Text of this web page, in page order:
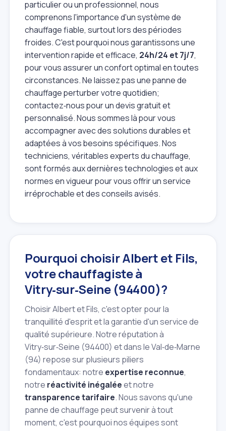
particulier ou un professionnel, nous
comprenons l'importance d'un système de
chauffage fiable, surtout lors des périodes
froides. C'est pourquoi nous garantissons une
intervention rapide et efficace, 24h/24 et 7j/7,
pour vous assurer un confort optimal en toutes
circonstances. Ne laissez pas une panne de
chauffage perturber votre quotidien;
contactez‑nous pour un devis gratuit et
personnalisé. Nous sommes là pour vous
accompagner avec des solutions durables et
adaptées à vos besoins spécifiques. Nos
techniciens, véritables experts du chauffage,
sont formés aux dernières technologies et aux
normes en vigueur pour vous offrir un service
irréprochable et des conseils avisés.
Pourquoi choisir Albert et Fils,
votre chauffagiste à
Vitry‑sur‑Seine (94400)?
Choisir Albert et Fils, c'est opter pour la
tranquillité d'esprit et la garantie d'un service de
qualité supérieure. Notre réputation à
Vitry‑sur‑Seine (94400) et dans le Val‑de‑Marne
(94) repose sur plusieurs piliers
fondamentaux: notre expertise reconnue,
notre réactivité inégaléeet notre
transparence tarifaire. Nous savons qu'une
panne de chauffage peut survenir à tout
moment, c'est pourquoi nos équipes sont